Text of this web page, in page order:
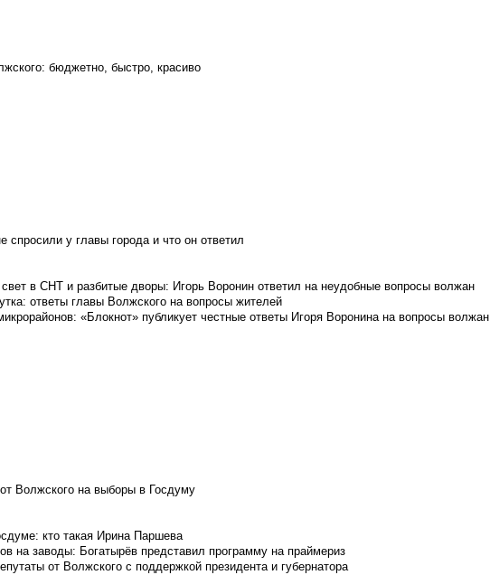
бюджетно, быстро, красиво
спросили у главы города и что он ответил
в СНТ и разбитые дворы: Игорь Воронин ответил на неудобные вопросы волжан
ответы главы Волжского на вопросы жителей
«Блокнот» публикует честные ответы Игоря Воронина на вопросы волжан
Волжского на выборы в Госдуму
кто такая Ирина Паршева
на заводы: Богатырёв представил программу на праймериз
от Волжского с поддержкой президента и губернатора